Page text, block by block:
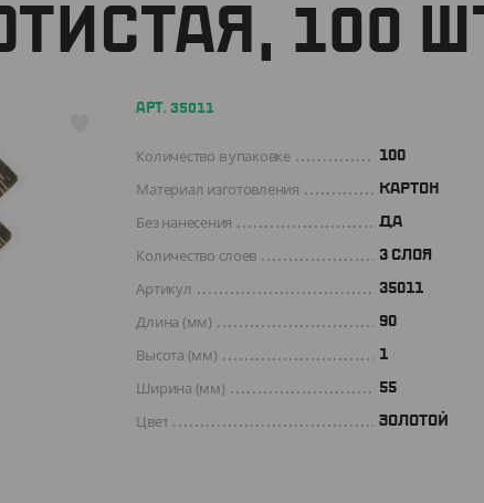
100
АРТ. 35011
Количество в упаковке 100
Материал изготовления КАРТОН
Без нанесения ДА
Количество слоев 3 СЛОЯ
Артикул 35011
Длина (мм) 90
Высота (мм) 1
Ширина (мм) 55
Цвет ЗОЛОТОЙ